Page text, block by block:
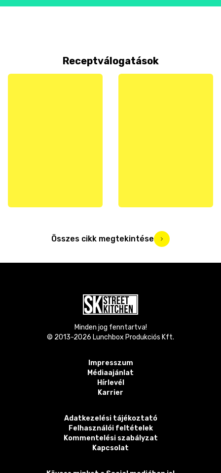
Receptválogatások
Összes cikk megtekintése
Minden jog fenntartva!
© 2013-2026 Lunchbox Produkciós Kft.
Impresszum
Médiaajánlat
Hírlevél
Karrier
Adatkezelési tájékoztató
Felhasználói feltételek
Kommentelési szabályzat
Kapcsolat